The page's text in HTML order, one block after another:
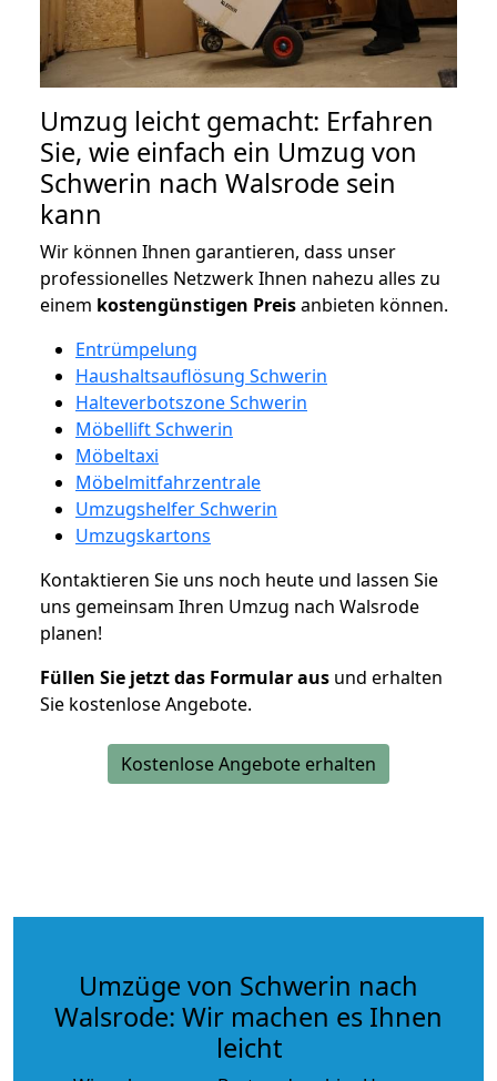
Umzug leicht gemacht: Erfahren
Sie, wie einfach ein Umzug von
Schwerin nach Walsrode sein
kann
Wir können Ihnen garantieren, dass unser
professionelles Netzwerk Ihnen nahezu alles zu
einem kostengünstigen Preisanbieten können.
Entrümpelung
Haushaltsauflösung Schwerin
Halteverbotszone Schwerin
Möbellift Schwerin
Möbeltaxi
Möbelmitfahrzentrale
Umzugshelfer Schwerin
Umzugskartons
Kontaktieren Sie uns noch heute und lassen Sie
uns gemeinsam Ihren Umzug nach Walsrode
planen!
Füllen Sie jetzt das Formular aus und erhalten
Sie kostenlose Angebote.
Kostenlose Angebote erhalten
Umzüge von Schwerin nach
Walsrode: Wir machen es Ihnen
leicht